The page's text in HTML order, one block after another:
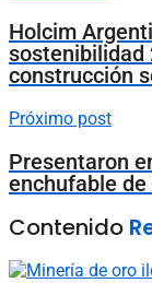
Holcim
sostenibilidad
construcción
Próximo post
Presentaron
enchufable de
Contenido